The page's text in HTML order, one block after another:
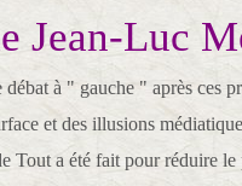
Jean-Luc
à " gauche " après ces
et des illusions
a été fait pour réduire le